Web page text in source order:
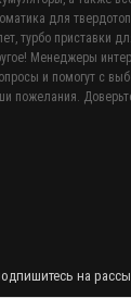
для
турбо приставки
Менеджеры
и помогут с
пожелания.
на